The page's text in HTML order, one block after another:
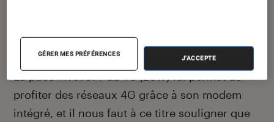
radio)
La puce MT6737T du Y6 (2017) lui permet de
profiter des réseaux 4G grâce à son modem
intégré, et il nous faut à ce titre souligner que
GÉRER MES PRÉFÉRENCES
J'ACCEPTE